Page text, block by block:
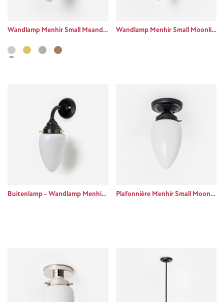
Wandlamp Menhir Small Meander Chroom Wandlamp Menhir Small Moonlight
Buitenlamp - Wandlamp Menhir Small Curve Zwart Plafonnière Menhir Small Moonlight